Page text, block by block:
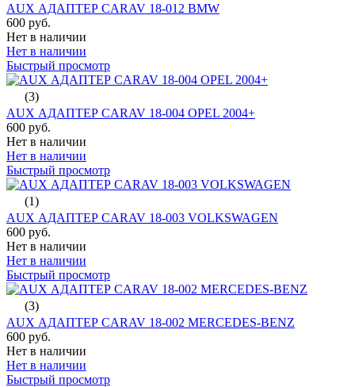
AUX АДАПТЕР CARAV 18-012 BMW
600 руб.
Нет в наличии
Нет в наличии
Быстрый просмотр
(3)
AUX АДАПТЕР CARAV 18-004 OPEL 2004+
600 руб.
Нет в наличии
Нет в наличии
Быстрый просмотр
(1)
AUX АДАПТЕР CARAV 18-003 VOLKSWAGEN
600 руб.
Нет в наличии
Нет в наличии
Быстрый просмотр
(3)
AUX АДАПТЕР CARAV 18-002 MERCEDES-BENZ
600 руб.
Нет в наличии
Нет в наличии
Быстрый просмотр